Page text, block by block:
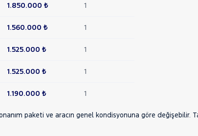
1.850.000 ₺ 1
1.560.000 ₺ 1
1.525.000 ₺ 1
1.525.000 ₺ 1
1.190.000 ₺ 1
paketi ve aracın genel kondisyonuna göre değişebilir.